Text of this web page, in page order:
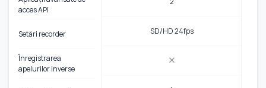
acces API
Setări recorder
Înregistrarea
apelurilor inverse
SD/HD 24fps